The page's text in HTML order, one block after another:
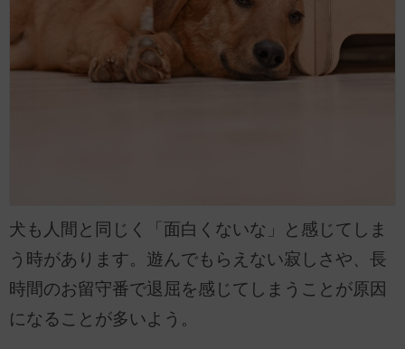
犬も人間と同じく「面白くないな」と感じてしま
う時があります。遊んでもらえない寂しさや、長
時間のお留守番で退屈を感じてしまうことが原因
になることが多いよう。